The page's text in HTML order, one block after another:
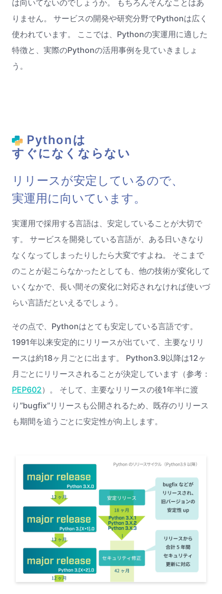
は向いてないのでしょうか。 もちろんそんなことはあ
りません。 サービスの開発や研究分野でPythonは広く
使われています。 ここでは、Pythonの実運用に適した
特徴と、実際のPythonの活用事例を見ていきましょ
う。
Pythonは
すぐになくならない
リリースが安定しているので、
実運用に向いています。
実運用で採用する言語は、安定していることが大切で
す。 サービスを開発している言語が、ある日いきなり
なくなってしまったりしたら大変ですよね。 そこまで
のことが起こらなかったとしても、他の技術が変化して
いくなかで、長い間その変化に対応されなければ使いづ
らい言語だといえるでしょう。
その点で、Pythonはとても安定している言語です。
1991年以来安定的にリリースが出ていて、主要なリリ
ースは約18ヶ月ごとに出ます。 Python3.9以降は12ヶ
月ごとにリリースされることが決定しています（参考：
PEP602）。 そして、主要なリリースの後1年半に渡
り”bugfix”リリースも公開されるため、既存のリリース
も期間を追うごとに安定性が向上します。